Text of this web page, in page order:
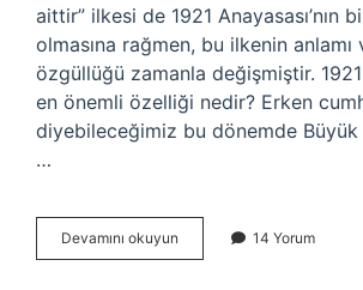
aittir” ilkesi de 1921 Anayasası’nın
olmasına rağmen, bu ilkenin anlamı
özgüllüğü zamanla değişmiştir. 1921
en önemli özelliği nedir? Erken
diyebileceğimiz bu dönemde
…
Devamını okuyun
Anayasasının
14 Yorum